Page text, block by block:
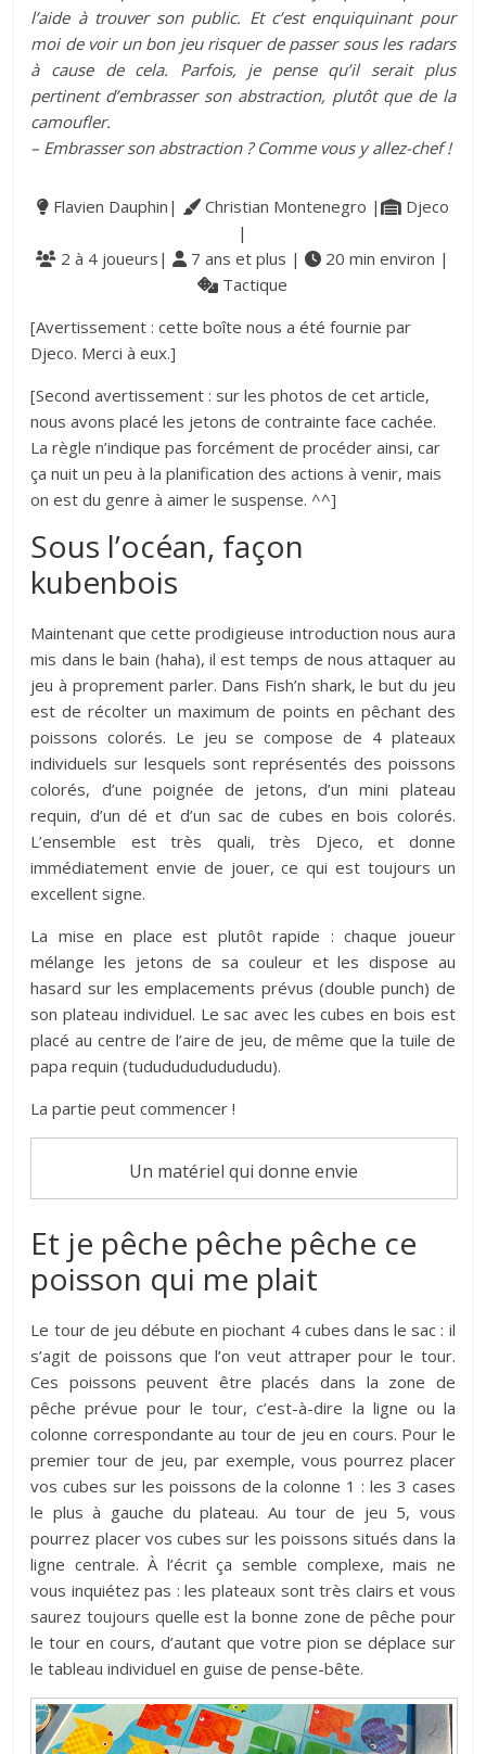
l’aide à trouver son public. Et c’est enquiquinant pour
moi de voir un bon jeu risquer de passer sous les radars
à cause de cela. Parfois, je pense qu’il serait plus
pertinent d’embrasser son abstraction, plutôt que de la
camoufler.
– Embrasser son abstraction ? Comme vous y allez-chef !
Flavien Dauphin| Christian Montenegro |
Djeco
|
2 à 4 joueurs|
7 ans et plus |
20 min environ |
Tactique
[Avertissement : cette boîte nous a été fournie par
Djeco. Merci à eux.]
[Second avertissement : sur les photos de cet article,
nous avons placé les jetons de contrainte face cachée.
La règle n’indique pas forcément de procéder ainsi, car
ça nuit un peu à la planification des actions à venir, mais
on est du genre à aimer le suspense. ^^]
Sous l’océan, façon
kubenbois
Maintenant que cette prodigieuse introduction nous aura
mis dans le bain (haha), il est temps de nous attaquer au
jeu à proprement parler. Dans Fish’n shark, le but du jeu
est de récolter un maximum de points en pêchant des
poissons colorés. Le jeu se compose de 4 plateaux
individuels sur lesquels sont représentés des poissons
colorés, d’une poignée de jetons, d’un mini plateau
requin, d’un dé et d’un sac de cubes en bois colorés.
L’ensemble est très quali, très Djeco, et donne
immédiatement envie de jouer, ce qui est toujours un
excellent signe.
La mise en place est plutôt rapide : chaque joueur
mélange les jetons de sa couleur et les dispose au
hasard sur les emplacements prévus (double punch) de
son plateau individuel. Le sac avec les cubes en bois est
placé au centre de l’aire de jeu, de même que la tuile de
papa requin (tudududududududu).
La partie peut commencer !
Un matériel qui donne envie
Et je pêche pêche pêche ce
poisson qui me plait
Le tour de jeu débute en piochant 4 cubes dans le sac : il
s’agit de poissons que l’on veut attraper pour le tour.
Ces poissons peuvent être placés dans la zone de
pêche prévue pour le tour, c’est-à-dire la ligne ou la
colonne correspondante au tour de jeu en cours. Pour le
premier tour de jeu, par exemple, vous pourrez placer
vos cubes sur les poissons de la colonne 1 : les 3 cases
le plus à gauche du plateau. Au tour de jeu 5, vous
pourrez placer vos cubes sur les poissons situés dans la
ligne centrale. À l’écrit ça semble complexe, mais ne
vous inquiétez pas : les plateaux sont très clairs et vous
saurez toujours quelle est la bonne zone de pêche pour
le tour en cours, d’autant que votre pion se déplace sur
le tableau individuel en guise de pense-bête.